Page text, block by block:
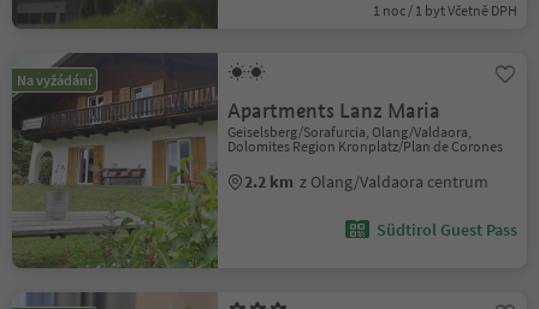
1 noc / 1 byt Včetně DPH
Na vyžádání
Apartments Lanz Maria
Geiselsberg/Sorafurcia, Olang/Valdaora,
Dolomites Region Kronplatz/Plan de Corones
2.2 km z Olang/Valdaora centrum
Südtirol Guest Pass